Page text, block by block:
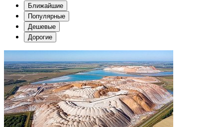
Ближайшие
Популярные
Дешевые
Дорогие